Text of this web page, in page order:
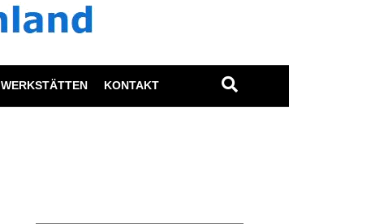
WERKSTÄTTEN KONTAKT